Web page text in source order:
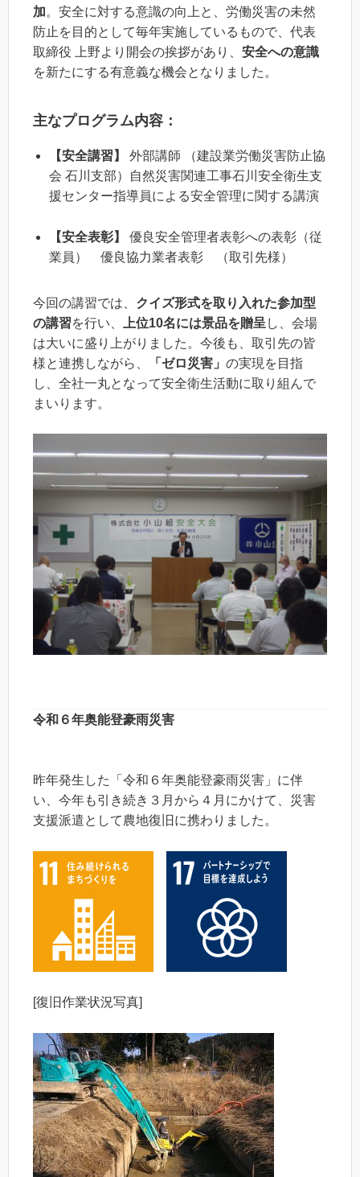
加。安全に対する意識の向上と、労働災害の未然
防止を目的として毎年実施しているもので、代表
取締役 上野より開会の挨拶があり、 安全への意識
を新たにする有意義な機会となりました。
主なプログラム内容：
【安全講習】
外部講師 （建設業労働災害防止協
会 石川支部）自然災害関連工事石川安全衛生支
援センター指導員による安全管理に関する講演
【安全表彰】
優良安全管理者表彰への表彰（従
業員） 優良協力業者表彰 （取引先様）
今回の講習では、 クイズ形式を取り入れた参加型
の講習を行い、 上位10名には景品を贈呈 し、会場
は大いに盛り上がりました。今後も、取引先の皆
様と連携しながら、
「ゼロ災害」 の実現を目指
し、全社一丸となって安全衛生活動に取り組んで
まいります。
令和６年奥能登豪雨災害
昨年発生した「令和６年奥能登豪雨災害」に伴
い、今年も引き続き３月から４月にかけて、災害
支援派遣として農地復旧に携わりました。
[復旧作業状況写真]